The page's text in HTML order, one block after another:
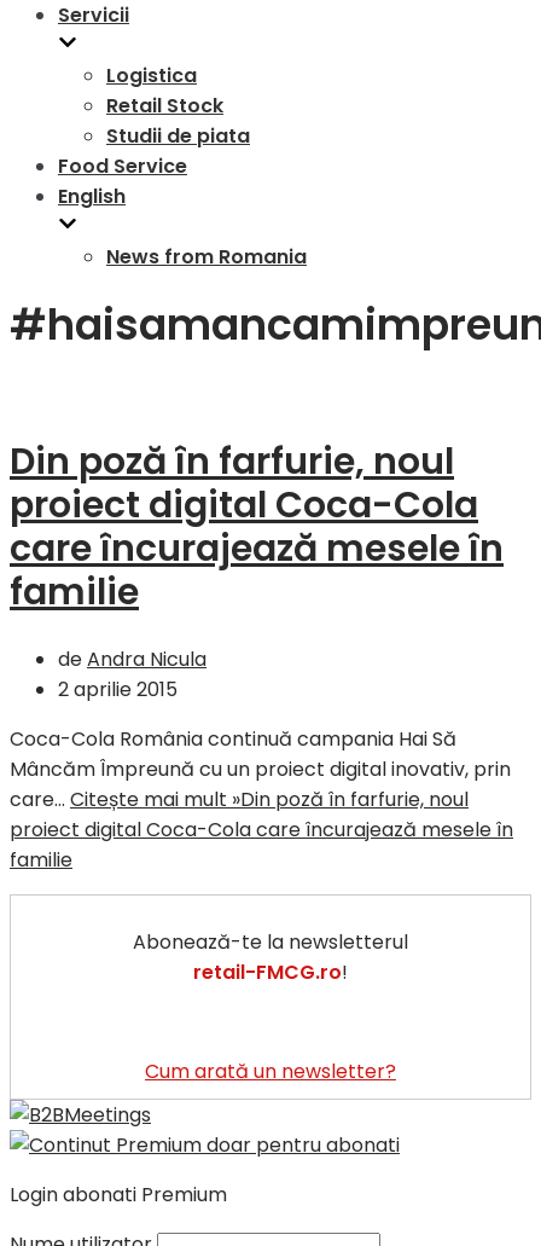
Servicii
Logistica
Retail Stock
Studii de piata
Food Service
English
News from Romania
Din poză în farfurie, noul
proiect digital Coca-Cola
care încurajează mesele în
familie
deAndra Nicula
2 aprilie 2015
Coca-Cola România continuă campania Hai Să
Mâncăm Împreună cu un proiect digital inovativ, prin
care… Citește mai mult »Din poză în farfurie, noul
proiect digital Coca-Cola care încurajează mesele în
familie
Abonează-te la newsletterul
retail-FMCG.ro!
Cum arată un newsletter?
Login abonati Premium